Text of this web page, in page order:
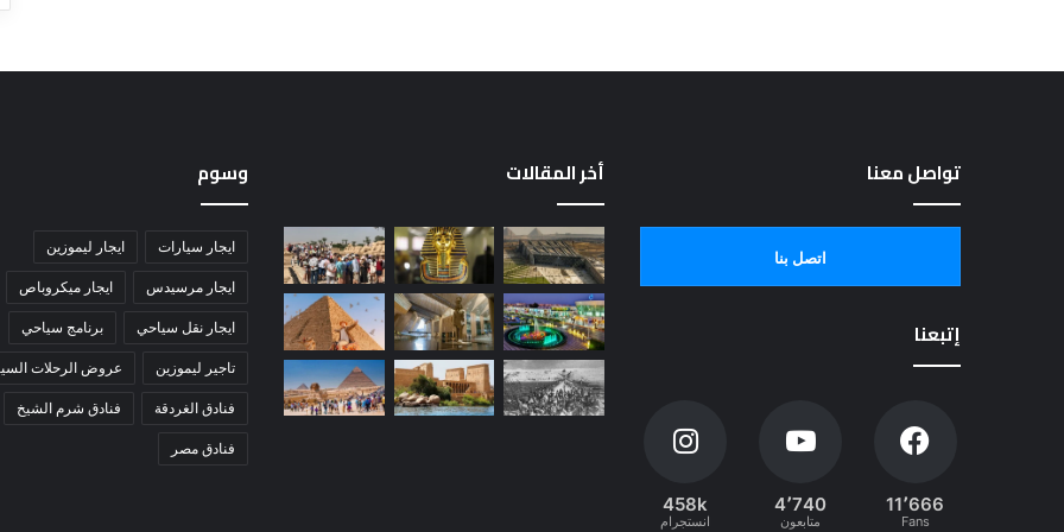
تواصل معنا
اتصل بنا
إتبعنا
11٬666
Fans
4٬740
متابعون
458k
انستجرام
أخر المقالات وسوم
ايجار سيارات ايجار ليموزين
ايجار مرسيدس ايجار ميكروباص
ايجار نقل سياحي برنامج سياحي
تاجير ليموزين عروض الرحلات
فنادق الغردقة فنادق شرم الشيخ
فنادق مصر